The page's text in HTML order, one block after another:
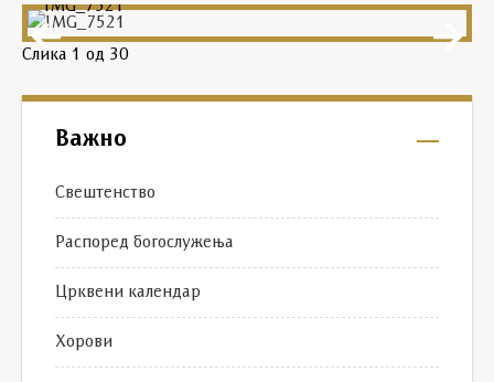
IMG_7521
Слика 1 од 30
Важно
Свештенство
Распоред богослужења
Црквени календар
Хорови